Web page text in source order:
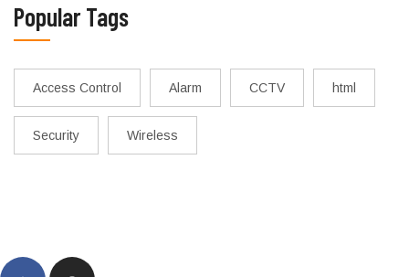
Popular Tags
Access Control Alarm CCTV html
Security Wireless